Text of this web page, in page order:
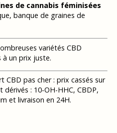
de cannabis féminisées
banque de graines de
variétés CBD
à un prix juste.
CBD pas cher : prix cassés sur
dérivés : 10-OH-HHC, CBDP,
et livraison en 24H.